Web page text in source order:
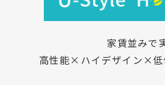
家賃並みで
高性能×ハイデザイン×低